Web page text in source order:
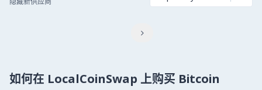

如何在 LocalCoinSwap 上购买 Bitcoin